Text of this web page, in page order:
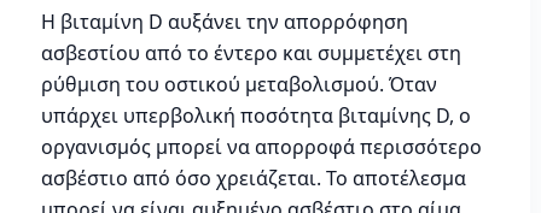
Η βιταμίνη D αυξάνει την απορρόφηση
ασβεστίου από το έντερο και συμμετέχει στη
ρύθμιση του οστικού μεταβολισμού. Όταν
υπάρχει υπερβολική ποσότητα βιταμίνης D, ο
οργανισμός μπορεί να απορροφά περισσότερο
ασβέστιο από όσο χρειάζεται. Το αποτέλεσμα